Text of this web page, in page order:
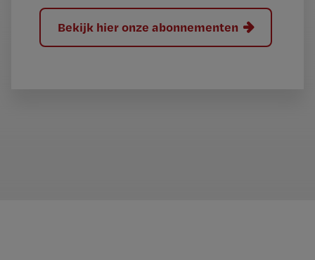
Bekijk hier onze abonnementen